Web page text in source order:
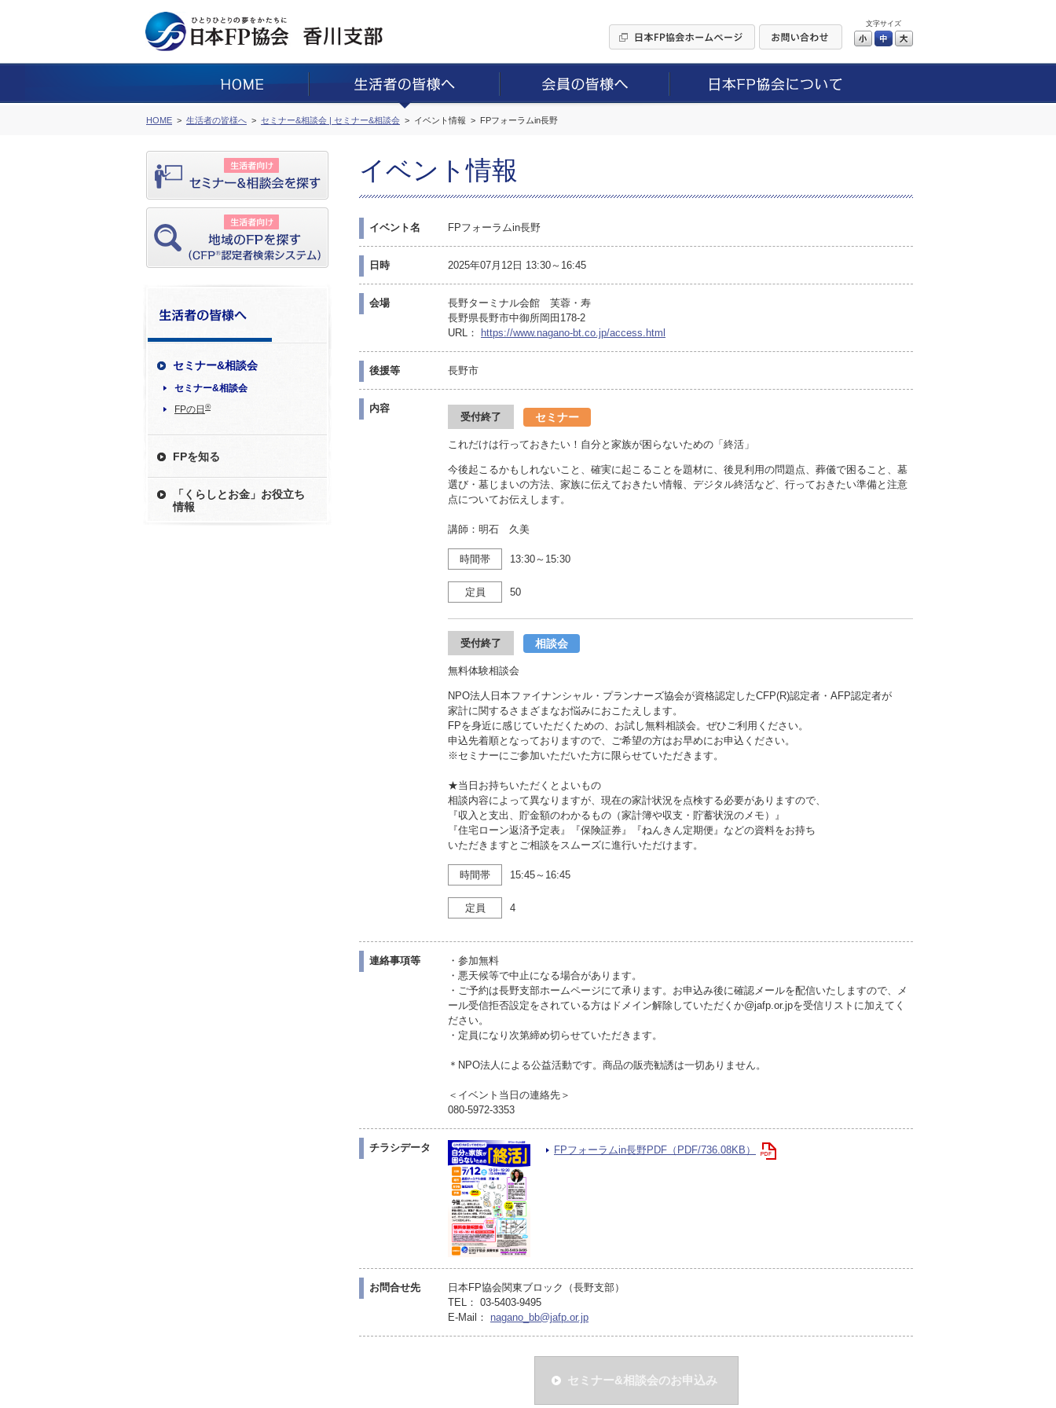
文字サイズ
小 中
HOME 生活者の皆様へ セミナー&相談会 | セミナー&相談会 イベント情報 FPフォーラムin長野
セミナー&相談会
セミナー&相談会
FPの日 ®
FPを知る
「くらしとお金」お役立ち
情報
イベント情報
イベント名 FPフォーラムin長野
日時 2025年07月12日 13:30～16:45
会場
長野ターミナル会館 芙蓉・寿
長野県長野市中御所岡田178-2
URL：
https://www.nagano-bt.co.jp/access.html
後援等 長野市
内容
受付終了 セミナー
これだけは行っておきたい！自分と家族が困らないための「終活」
今後起こるかもしれないこと、確実に起こることを題材に、後見利用の問題点、葬儀で困ること、墓
選び・墓じまいの方法、家族に伝えておきたい情報、デジタル終活など、行っておきたい準備と注意
点についてお伝えします。
講師：明石 久美
時間帯 13:30～15:30
定員 50
受付終了 相談会
無料体験相談会
NPO法人日本ファイナンシャル・プランナーズ協会が資格認定したCFP(R)認定者・AFP認定者が
家計に関するさまざまなお悩みにおこたえします。
FPを身近に感じていただくための、お試し無料相談会。ぜひご利用ください。
申込先着順となっておりますので、ご希望の方はお早めにお申込ください。
※セミナーにご参加いただいた方に限らせていただきます。
★当日お持ちいただくとよいもの
相談内容によって異なりますが、現在の家計状況を点検する必要がありますので、
『収入と支出、貯金額のわかるもの（家計簿や収支・貯蓄状況のメモ）』
『住宅ローン返済予定表』『保険証券』『ねんきん定期便』などの資料をお持ち
いただきますとご相談をスムーズに進行いただけます。
時間帯 15:45～16:45
定員 4
連絡事項等
・参加無料
・悪天候等で中止になる場合があります。
・ご予約は長野支部ホームページにて承ります。お申込み後に確認メールを配信いたしますので、メ
ール受信拒否設定をされている方はドメイン解除していただくか@jafp.or.jpを受信リストに加えてく
ださい。
・定員になり次第締め切らせていただきます。
＊NPO法人による公益活動です。商品の販売勧誘は一切ありません。
＜イベント当日の連絡先＞
080-5972-3353
チラシデータ FPフォーラムin長野PDF（PDF/736.08KB）
お問合せ先
日本FP協会関東ブロック（長野支部）
TEL： 03-5403-9495
E-Mail： nagano_bb@jafp.or.jp
セミナー&相談会のお申込み